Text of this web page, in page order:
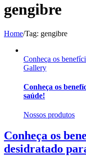
gengibre
Home/Tag: gengibre
Conheça os
Gallery
Conheça os
saúde!
Nossos produtos
Conheça os
desidratado